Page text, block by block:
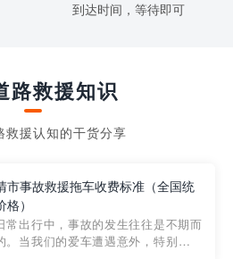
到达时间，等待即可
路救援知识
救援认知的干货分享
市事故救援拖车收费标准（全国统
格）
常出行中，事故的发生往往是不期而
。当我们的爱车遭遇意外，特别是在